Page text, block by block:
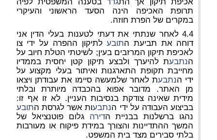
תרופת האכיפה הינה הסעד הראשוני והעיקרי
במקרים של הפרת חוזה.
4.4 לאחר שנתתי את דעתי לטענות בעלי הדין אני
דוחה את תביעת התובעלתיקון ההפרה על ידי צו
לאכיפת תיקון המרזבים בעין; לשיטתי הטלת חיוב על
הנתבעת להיערך ולבצע תיקון קטן יחסית בממדיו
מחייבת תקופת התארגנות ואיתור בעלי מקצוע על
ידי הנתבעת לאחר שלמעשה סיימו את עבודתן ויצאו
מן האתר. מדובר אפוא בהכבדה מיותרת ובלתי
מידית שאינה צודקת בנסיבות העניין. לא זו אף זו:
בביצוע העבודה על ידי הנתבעות אשר לגרסת התובע
נהגו ברשלנות בבניית הדירה גלום פוטנציאל של
המשך ההתדיינות והצורך במידת פיקוח או מעורבות
בלתי סבירים מצד בית המשפט.